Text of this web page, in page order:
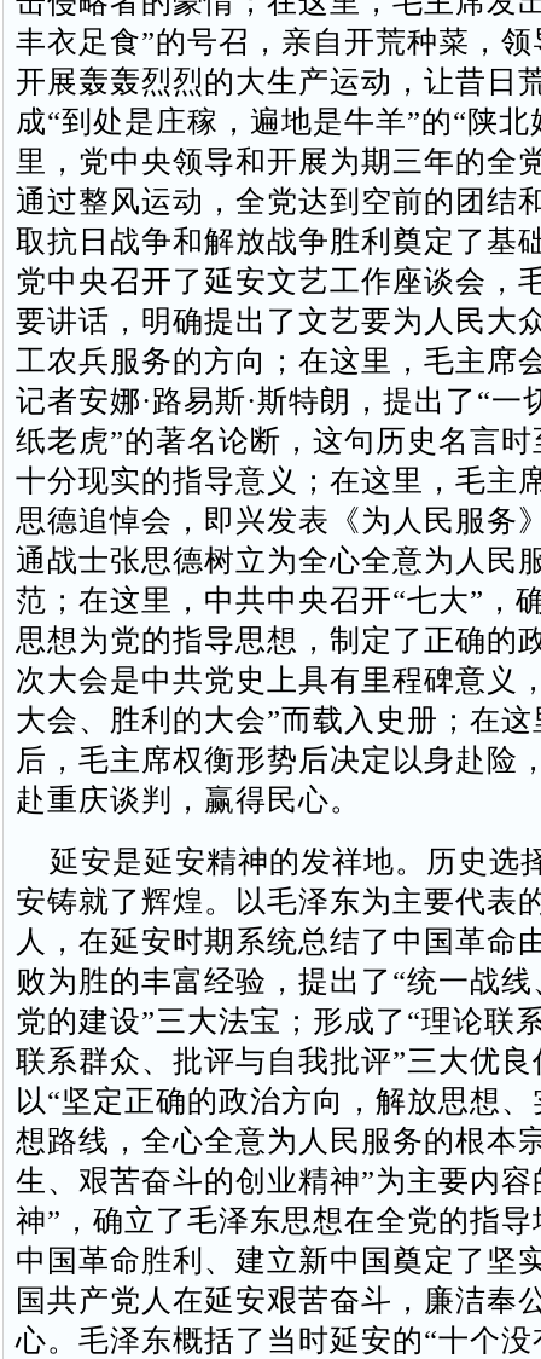
丰衣足食”的号召，亲自开荒种菜，
开展轰轰烈烈的大生产运动，让昔日
成“到处是庄稼，遍地是牛羊”的“陕
里，党中央领导和开展为期三年的全
通过整风运动，全党达到空前的团结
取抗日战争和解放战争胜利奠定了基
党中央召开了延安文艺工作座谈会，
要讲话，明确提出了文艺要为人民大
工农兵服务的方向；在这里，毛主席
记者安娜·路易斯·斯特朗，提出了“一
纸老虎”的著名论断，这句历史名言
十分现实的指导意义；在这里，毛主
思德追悼会，即兴发表《为人民服务
通战士张思德树立为全心全意为人民
范；在这里，中共中央召开“七大”，
思想为党的指导思想，制定了正确的
次大会是中共党史上具有里程碑意义
大会、胜利的大会”而载入史册；在
后，毛主席权衡形势后决定以身赴险
赴重庆谈判，赢得民心。
延安是延安精神的发祥地。历史选
安铸就了辉煌。以毛泽东为主要代表
人，在延安时期系统总结了中国革命
败为胜的丰富经验，提出了“统一战
党的建设”三大法宝；形成了“理论联
联系群众、批评与自我批评”三大优
以“坚定正确的政治方向，解放思想
想路线，全心全意为人民服务的根本
生、艰苦奋斗的创业精神”为主要内容
神”，确立了毛泽东思想在全党的指
中国革命胜利、建立新中国奠定了坚
国共产党人在延安艰苦奋斗，廉洁奉
心。毛泽东概括了当时延安的“十个没